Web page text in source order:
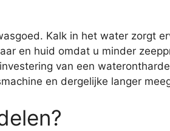
Kalk in het water zorgt
en huid omdat u minder
van een
en dergelijke langer